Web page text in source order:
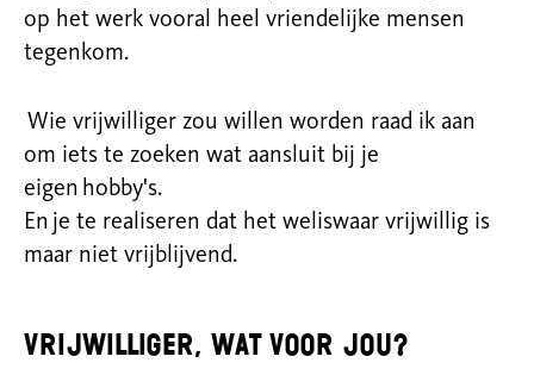
op het werk vooral heel vriendelijke mensen
tegenkom.
Wie vrijwilliger zou willen worden raad ik aan
om iets te zoeken wat aansluit bij je
eigen hobby's.
En je te realiseren dat het weliswaar vrijwillig is
maar niet vrijblijvend.
Vrijwilliger, wat voor jou?